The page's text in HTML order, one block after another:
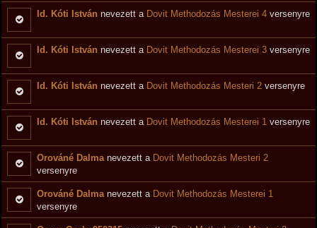
Id. Kóti István nevezett a Dovit Methodozás Mesterei 4 versenyre
Id. Kóti István nevezett a Dovit Methodozás Mesterei 3 versenyre
Id. Kóti István nevezett a Dovit Methodozás Mesteri 2 versenyre
Id. Kóti István nevezett a Dovit Methodozás Mesterei 1 versenyre
Orováné Dalma nevezett a Dovit Methodozás Mesteri 2
versenyre
Orováné Dalma nevezett a Dovit Methodozás Mesterei 1
versenyre